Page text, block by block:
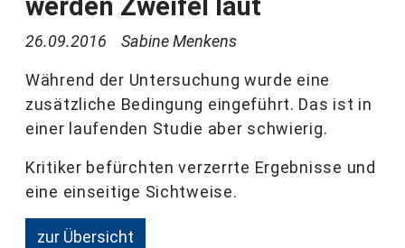
werden Zweifel laut
26.09.2016 Sabine Menkens
Während der Untersuchung wurde eine
zusätzliche Bedingung eingeführt. Das ist in
einer laufenden Studie aber schwierig.
Kritiker befürchten verzerrte Ergebnisse und
eine einseitige Sichtweise.
zur Übersicht